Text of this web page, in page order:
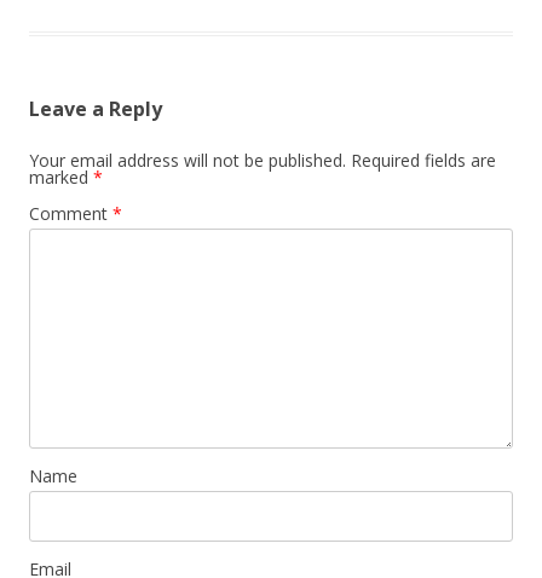
Leave a Reply
Your email address will not be published. Required fields are
marked *
Comment *
Name
Email